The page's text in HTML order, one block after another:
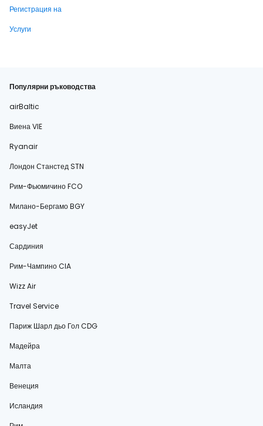
Регистрация на
Услуги
Популярни ръководства
airBaltic
Виена VIE
Ryanair
Лондон Станстед STN
Рим-Фьюмичино FCO
Милано-Бергамо BGY
easyJet
Сардиния
Рим-Чампино CIA
Wizz Air
Travel Service
Париж Шарл дьо Гол CDG
Мадейра
Малта
Венеция
Исландия